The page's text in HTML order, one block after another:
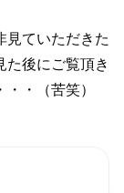
見ていただきた
た後にご覧頂き
・（苦笑）